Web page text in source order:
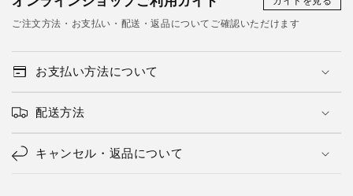
ご注文方法・お支払い・配送・返品についてご確認いただけます
お支払い方法について
配送方法
キャンセル・返品について